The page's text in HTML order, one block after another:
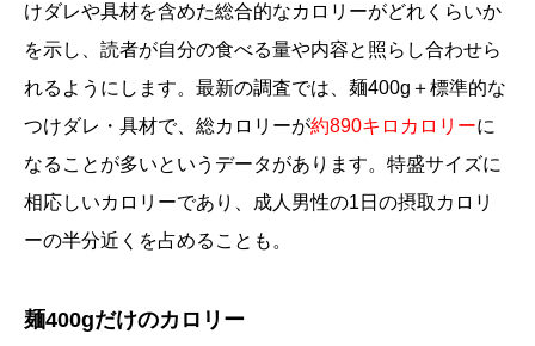
けダレや具材を含めた総合的なカロリーがどれくらいか
を示し、読者が自分の食べる量や内容と照らし合わせら
れるようにします。最新の調査では、麺400g＋標準的な
つけダレ・具材で、総カロリーが約890キロカロリーに
なることが多いというデータがあります。特盛サイズに
相応しいカロリーであり、成人男性の1日の摂取カロリ
ーの半分近くを占めることも。
麺400gだけのカロリー